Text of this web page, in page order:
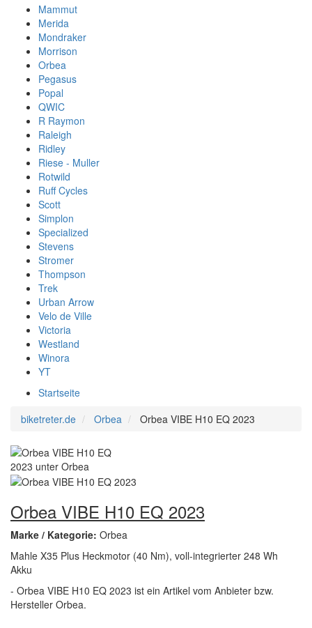
Mammut
Merida
Mondraker
Morrison
Orbea
Pegasus
Popal
QWIC
R Raymon
Raleigh
Ridley
Riese - Muller
Rotwild
Ruff Cycles
Scott
Simplon
Specialized
Stevens
Stromer
Thompson
Trek
Urban Arrow
Velo de Ville
Victoria
Westland
Winora
YT
Startseite
biketreter.de
Orbea Orbea VIBE H10 EQ 2023
Orbea VIBE H10 EQ 2023
Marke / Kategorie: Orbea
Mahle X35 Plus Heckmotor (40 Nm), voll-integrierter 248 Wh
Akku
- Orbea VIBE H10 EQ 2023 ist ein Artikel vom Anbieter bzw.
Hersteller Orbea.